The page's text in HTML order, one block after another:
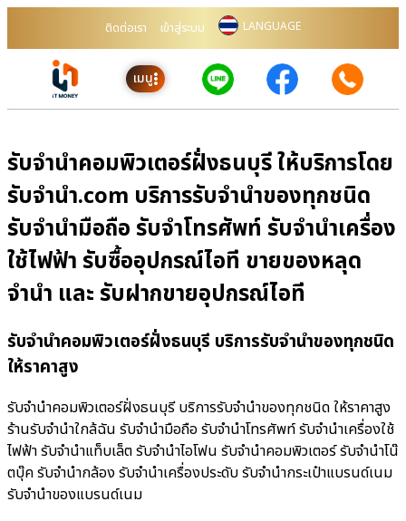
ติดต่อเรา เข้าสู่ระบบ LANGUAGE
เมนู
รับจำนำคอมพิวเตอร์ฝั่งธนบุรี ให้บริการโดย
รับจํานํา.com บริการรับจำนำของทุกชนิด
รับจำนำมือถือ รับจำโทรศัพท์ รับจำนำเครื่อง
ใช้ไฟฟ้า รับซื้ออุปกรณ์ไอที ขายของหลุด
จำนำ และ รับฝากขายอุปกรณ์ไอที
รับจำนำคอมพิวเตอร์ฝั่งธนบุรี บริการรับจำนำของทุกชนิด
ให้ราคาสูง
รับจำนำคอมพิวเตอร์ฝั่งธนบุรี บริการรับจำนำของทุกชนิด ให้ราคาสูง
ร้านรับจํานําใกล้ฉัน รับจำนำมือถือ รับจำนำโทรศัพท์ รับจำนำเครื่องใช้
ไฟฟ้า รับจำนำแท็บเล็ต รับจำนำไอโฟน รับจำนำคอมพิวเตอร์ รับจำนำโน๊
ตบุ๊ค รับจำนำกล้อง รับจำนำเครื่องประดับ รับจำนำกระเป๋าแบรนด์เนม
รับจำนำของแบรนด์เนม